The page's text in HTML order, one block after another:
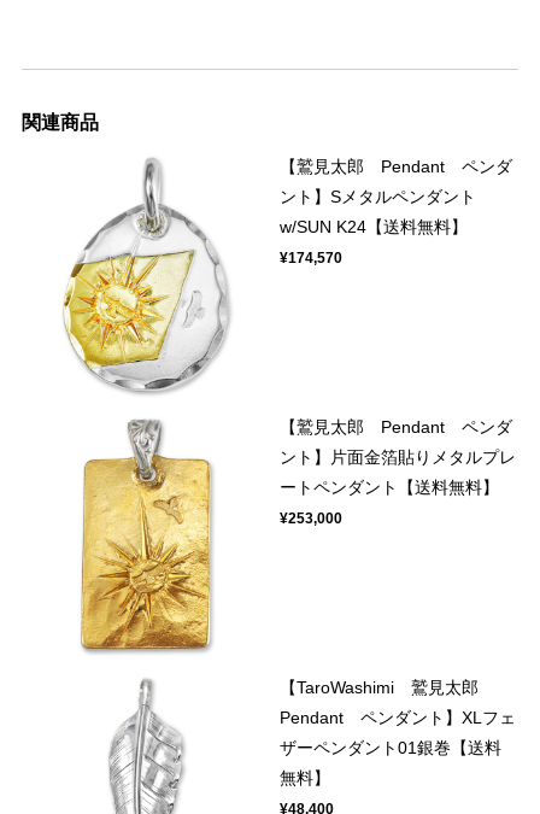
関連商品
【鷲見太郎 Pendant ペンダ
ント】Sメタルペンダント
w/SUN K24【送料無料】
¥174,570
【鷲見太郎 Pendant ペンダ
ント】片面金箔貼りメタルプレ
ートペンダント【送料無料】
¥253,000
【TaroWashimi 鷲見太郎
Pendant ペンダント】XLフェ
ザーペンダント01銀巻【送料
無料】
¥48,400